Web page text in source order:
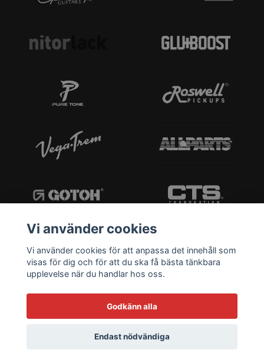
Vi använder cookies
Vi använder cookies för att anpassa det innehåll som
visas för dig och för att du ska få bästa tänkbara
upplevelse när du handlar hos oss.
Godkänn alla
Endast nödvändiga